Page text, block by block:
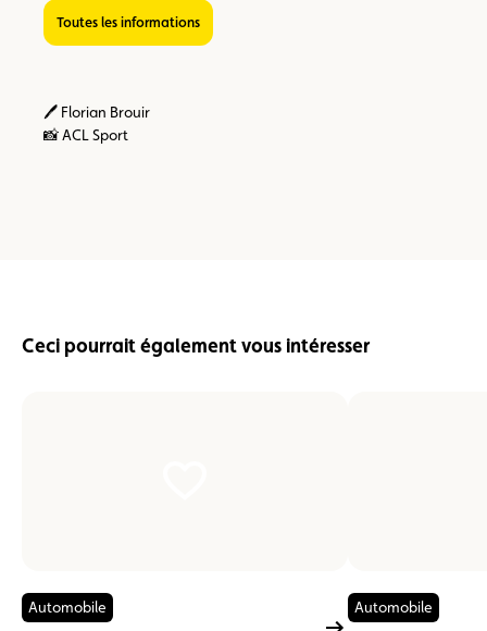
Toutes les informations
🖊️ Florian Brouir
📸 ACL Sport
Ceci pourrait également vous intéresser
Automobile Automobile